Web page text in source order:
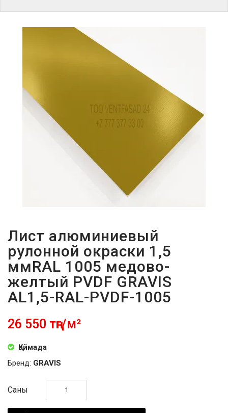
Лист алюминиевый
рулонной окраски 1,5
ммRAL 1005 медово-
желтый PVDF GRAVIS
AL1,5-RAL-PVDF-1005
26 550 тңг/м²
Қоймада
Бренд: GRAVIS
Саны